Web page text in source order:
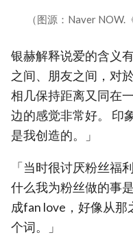
（图源：Naver NOW.
银赫解释说爱的含义
之间、朋友之间，对
相几保持距离又同在
边的感觉非常好。 印
是我创造的。」
「当时很讨厌粉丝福
什么我为粉丝做的事
成fan love，好像从
个词。」